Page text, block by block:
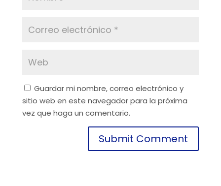
Guardar mi nombre, correo electrónico y
sitio web en este navegador para la próxima
vez que haga un comentario.